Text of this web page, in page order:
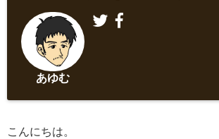
あゆむ
こんにちは。